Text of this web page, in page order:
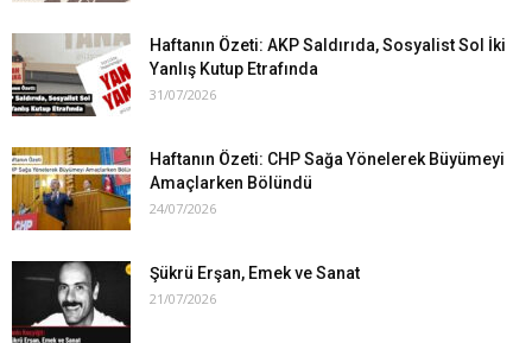
Haftanın Özeti: AKP Saldırıda, Sosyalist Sol İki
Yanlış Kutup Etrafında
31/07/2026
Haftanın Özeti: CHP Sağa Yönelerek Büyümeyi
Amaçlarken Bölündü
24/07/2026
Şükrü Erşan, Emek ve Sanat
21/07/2026